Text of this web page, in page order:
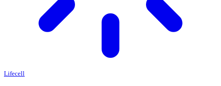
Lifecell